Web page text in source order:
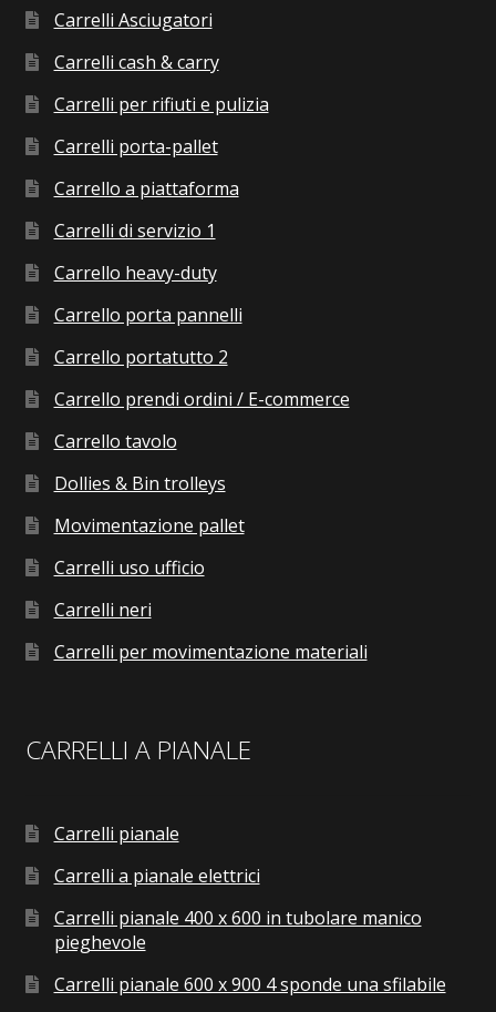
Carrelli Asciugatori
Carrelli cash & carry
Carrelli per rifiuti e pulizia
Carrelli porta-pallet
Carrello a piattaforma
Carrelli di servizio 1
Carrello heavy-duty
Carrello porta pannelli
Carrello portatutto 2
Carrello prendi ordini / E-commerce
Carrello tavolo
Dollies & Bin trolleys
Movimentazione pallet
Carrelli uso ufficio
Carrelli neri
Carrelli per movimentazione materiali
CARRELLI A PIANALE
Carrelli pianale
Carrelli a pianale elettrici
Carrelli pianale 400 x 600 in tubolare manico
pieghevole
Carrelli pianale 600 x 900 4 sponde una sfilabile